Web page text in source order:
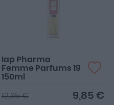
Iap Pharma
Femme Parfums 19
150ml
9,85 €
12,35 €